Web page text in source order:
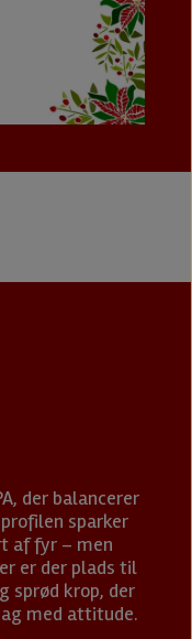
der balancerer
sparker
af fyr – men
er der plads til
sprød krop, der
med attitude.